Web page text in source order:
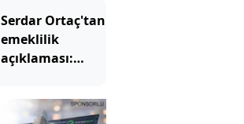
hasada gün
sayıyor
Serdar Ortaç'tan
emeklilik
açıklaması:
bırakması için
tek şartı var